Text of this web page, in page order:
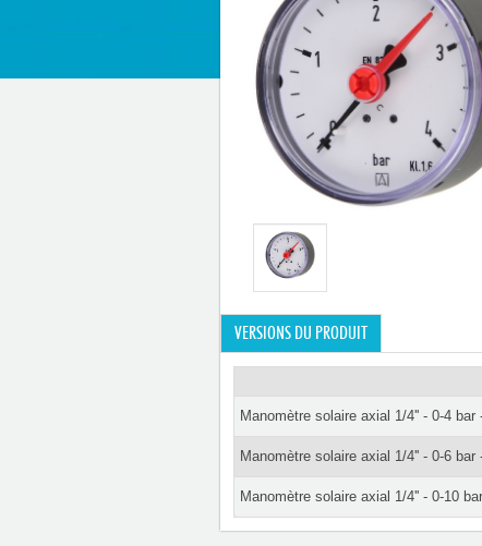
VERSIONS DU PRODUIT
Manomètre solaire axial 1/4'' - 0-4 bar
Manomètre solaire axial 1/4'' - 0-6 bar
Manomètre solaire axial 1/4'' - 0-10